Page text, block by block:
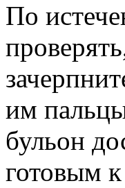
По
им
бульон
готовым к